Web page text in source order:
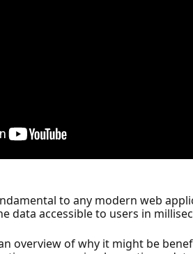
to any modern web
data accessible to users in
overview of why it might be